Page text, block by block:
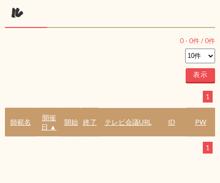
ル
0 - 0件 /0件
1
師範名
開催
日 ▲
開始 終了 テレビ会議URL ID PW
1